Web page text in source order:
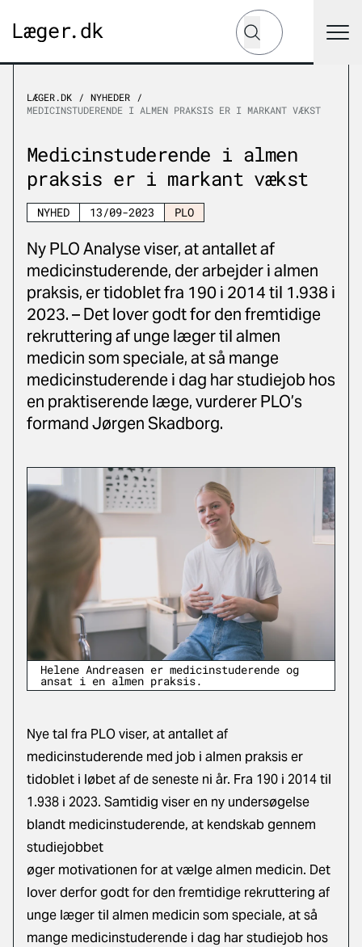
Hvad leder du efter?
Søg
LÆGER.DK
NYHEDER
MEDICINSTUDERENDE I ALMEN PRAKSIS ER I MARKANT VÆKST
Medicinstuderende i almen
praksis er i markant vækst
NYHED 13/09-2023 PLO
Ny PLO Analyse viser, at antallet af
medicinstuderende, der arbejder i almen
praksis, er tidoblet fra 190 i 2014 til 1.938 i
2023. – Det lover godt for den fremtidige
rekruttering af unge læger til almen
medicin som speciale, at så mange
medicinstuderende i dag har studiejob hos
en praktiserende læge, vurderer PLO’s
formand Jørgen Skadborg.
Helene Andreasen er medicinstuderende og
ansat i en almen praksis.
Nye tal fra PLO viser, at antallet af
medicinstuderende med job i almen praksis er
tidoblet i løbet af de seneste ni år. Fra 190 i 2014 til
1.938 i 2023. Samtidig viser en ny undersøgelse
blandt medicinstuderende, at kendskab gennem
studiejobbet
øger motivationen for at vælge almen medicin. Det
lover derfor godt for den fremtidige rekruttering af
unge læger til almen medicin som speciale, at så
mange medicinstuderende i dag har studiejob hos